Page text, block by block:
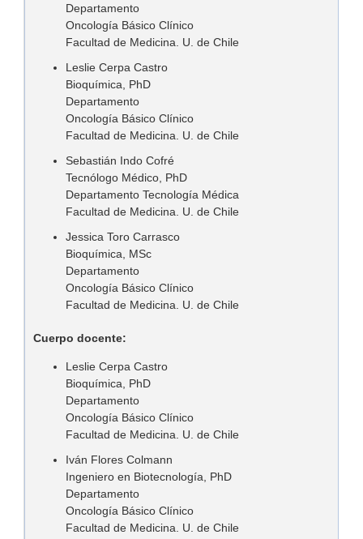
Departamento
Oncología Básico Clínico
Facultad de Medicina. U. de Chile
Leslie Cerpa Castro
Bioquímica, PhD
Departamento
Oncología Básico Clínico
Facultad de Medicina. U. de Chile
Sebastián Indo Cofré
Tecnólogo Médico, PhD
Departamento Tecnología Médica
Facultad de Medicina. U. de Chile
Jessica Toro Carrasco
Bioquímica, MSc
Departamento
Oncología Básico Clínico
Facultad de Medicina. U. de Chile
Cuerpo docente:
Leslie Cerpa Castro
Bioquímica, PhD
Departamento
Oncología Básico Clínico
Facultad de Medicina. U. de Chile
Iván Flores Colmann
Ingeniero en Biotecnología, PhD
Departamento
Oncología Básico Clínico
Facultad de Medicina. U. de Chile